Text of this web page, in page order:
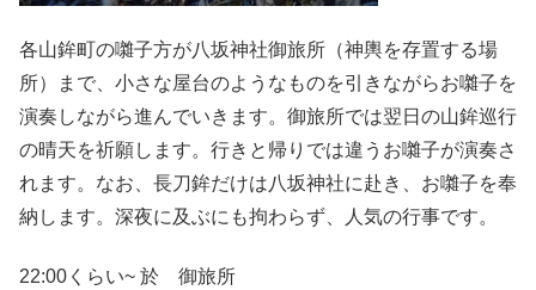
各山鉾町の囃子方が八坂神社御旅所（神輿を存置する場
所）まで、小さな屋台のようなものを引きながらお囃子を
演奏しながら進んでいきます。御旅所では翌日の山鉾巡行
の晴天を祈願します。行きと帰りでは違うお囃子が演奏さ
れます。なお、長刀鉾だけは八坂神社に赴き、お囃子を奉
納します。深夜に及ぶにも拘わらず、人気の行事です。
22:00くらい~ 於 御旅所